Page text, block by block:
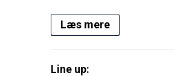
Læs mere
Line up: